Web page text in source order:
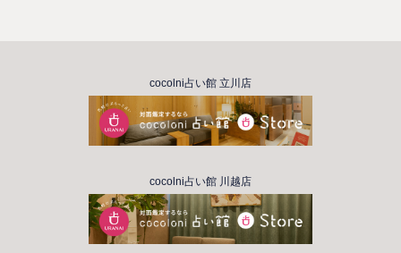
cocolni占い館 立川店
cocolni占い館 川越店